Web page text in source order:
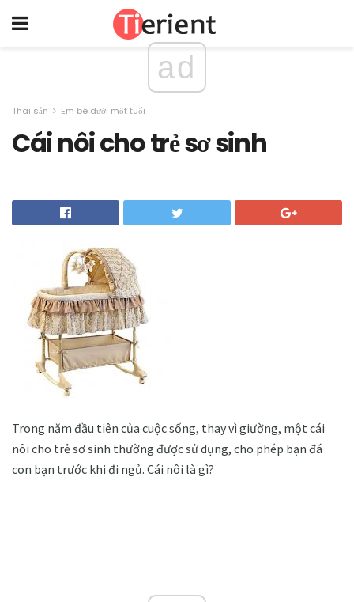
ad
Thai sản Em bé dưới một tuổi
Cái nôi cho trẻ sơ sinh
Trong năm đầu tiên của cuộc sống, thay vì giường, một cái
nôi cho trẻ sơ sinh thường được sử dụng, cho phép bạn đá
con bạn trước khi đi ngủ. Cái nôi là gì?